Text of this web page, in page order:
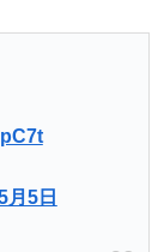
月5日